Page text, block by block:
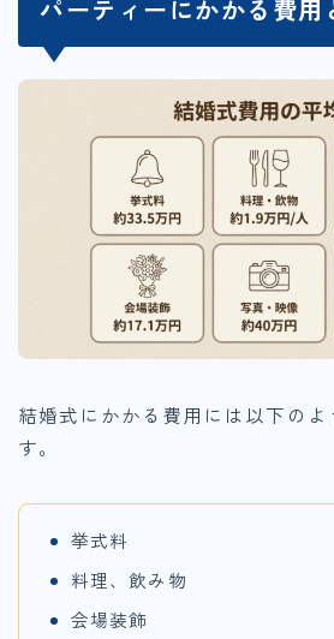
パーティーにかかる費用
結婚式にかかる費用には以下のよ
す。
挙式料
料理、飲み物
会場装飾